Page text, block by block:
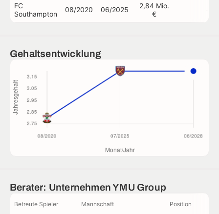
FC
Southampton
08/2020 06/2025
2,84 Mio.
€
Gehaltsentwicklung
Berater: Unternehmen YMU Group
Betreute Spieler Mannschaft Position